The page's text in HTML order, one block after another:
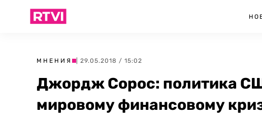
МНЕНИЯ | 29.05.2018 / 15:02
Джордж Сорос: политика
мировому финансовому